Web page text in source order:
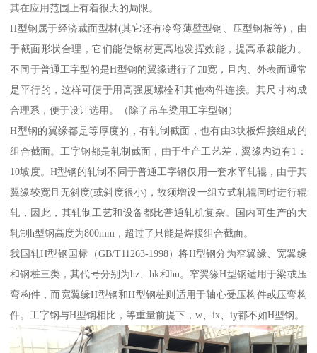
其在应用范围上有着很大的局限。
H型钢属于经济裁面型材(其它还有冷弯薄壁型钢、压型钢板等)，由
于截面形状合理，它们能使钢材更高地发挥效能，提高承裁能力。
不同于普通工字型的是H型钢的翼缘进行了加宽，且内、外表面通常
是平行的，这样可便于用高强度螺栓和其他构件连接。其尺寸构成
合理系，便于设计选用。（除了吊车梁用工字型钢）
H型钢的翼缘都是等厚度的，有轧制截面，也有由3块板焊接组成的
组合截面。工字钢都是轧制截面，由于生产工艺差，翼缘内边有1：
10坡度。H型钢的轧制不同于普通工字钢仅用一套水平轧辊，由于其
翼缘较宽且无斜度(或斜度很小)，故须增设一组立式轧辊同时进行辊
轧，因此，其轧制工艺和设备都比普通轧机复杂。国内可生产的大
轧制h型钢高度为800mm，超过了只能是焊接组合截面。
我国轧H型钢国标（GB/T11263-1998）将H型钢分为窄翼缘、宽翼缘
和钢桩三类，其代号分别为hz、hk和hu。窄翼缘H型钢适用于梁或压
弯构件，而宽翼缘H型钢和H型钢桩则适用于轴心受压构件或压弯构
件。工字钢与H型钢相比，等重量前提下，w、ix、iy都不如H型钢。